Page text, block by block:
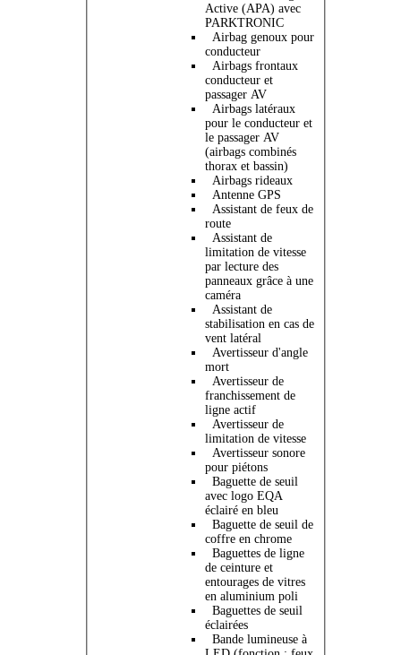
Active (APA) avec
PARKTRONIC
Airbag genoux pour
conducteur
Airbags frontaux
conducteur et
passager AV
Airbags latéraux
pour le conducteur et
le passager AV
(airbags combinés
thorax et bassin)
Airbags rideaux
Antenne GPS
Assistant de feux de
route
Assistant de
limitation de vitesse
par lecture des
panneaux grâce à une
caméra
Assistant de
stabilisation en cas de
vent latéral
Avertisseur d'angle
mort
Avertisseur de
franchissement de
ligne actif
Avertisseur de
limitation de vitesse
Avertisseur sonore
pour piétons
Baguette de seuil
avec logo EQA
éclairé en bleu
Baguette de seuil de
coffre en chrome
Baguettes de ligne
de ceinture et
entourages de vitres
en aluminium poli
Baguettes de seuil
éclairées
Bande lumineuse à